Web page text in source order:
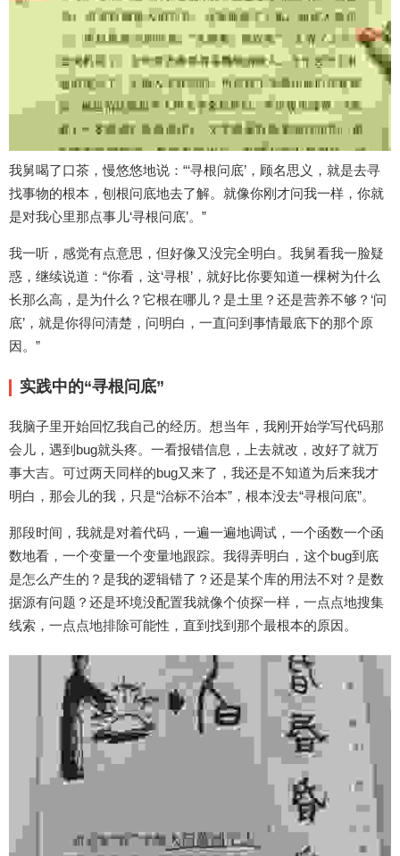
我舅喝了口茶，慢悠悠地说：“‘寻根问底’，顾名思义，就是去寻
找事物的根本，刨根问底地去了解。就像你刚才问我一样，你就
是对我心里那点事儿‘寻根问底’。”
我一听，感觉有点意思，但好像又没完全明白。我舅看我一脸疑
惑，继续说道：“你看，这‘寻根’，就好比你要知道一棵树为什么
长那么高，是为什么？它根在哪儿？是土里？还是营养不够？‘问
底’，就是你得问清楚，问明白，一直问到事情最底下的那个原
因。”
实践中的“寻根问底”
我脑子里开始回忆我自己的经历。想当年，我刚开始学写代码那
会儿，遇到bug就头疼。一看报错信息，上去就改，改好了就万
事大吉。可过两天同样的bug又来了，我还是不知道为后来我才
明白，那会儿的我，只是“治标不治本”，根本没去“寻根问底”。
那段时间，我就是对着代码，一遍一遍地调试，一个函数一个函
数地看，一个变量一个变量地跟踪。我得弄明白，这个bug到底
是怎么产生的？是我的逻辑错了？还是某个库的用法不对？是数
据源有问题？还是环境没配置我就像个侦探一样，一点点地搜集
线索，一点点地排除可能性，直到找到那个最根本的原因。